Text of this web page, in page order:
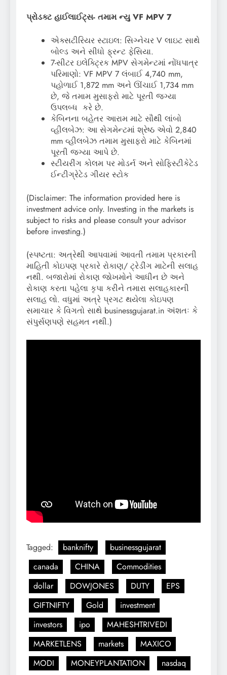
પ્રોડક્ટ હાઈલાઈટ્સ- તમામ ન્યુ VF MPV 7
એક્સટીરિયર સ્ટાઇલ: સિગ્નેચર V લાઇટ સાથે
બોલ્ડ અને સીધો ફ્રન્ટ ફેસિયા.
7-સીટર ઇલેક્ટ્રિક MPV સેગમેન્ટમાં નોંધપાત્ર
પરિમાણો: VF MPV 7 લંબાઈ 4,740 mm,
પહોળાઈ 1,872 mm અને ઊંચાઈ 1,734 mm
છે, જે તમામ મુસાફરો માટે પૂરતી જગ્યા
ઉપલબ્ધ કરે છે.
કેબિનના બહેતર આરામ માટે સૌથી લાંબો
વ્હીલબેઝ: આ સેગમેન્ટમાં શ્રેષ્ઠ એવો 2,840
mm વ્હીલબેઝ તમામ મુસાફરો માટે કેબિનમાં
પૂરતી જગ્યા આપે છે.
સ્ટીયરીંગ કોલમ પર મોડર્ન અને સોફિસ્ટીકેટેડ
ઈન્ટીગ્રેટેડ ગીયર સ્ટોક
(Disclaimer: The information provided here is
investment advice only. Investing in the markets is
subject to risks and please consult your advisor
before investing.)
(સ્પષ્ટતા: અત્રેથી આપવામાં આવતી તમામ પ્રકારની
માહિતી કોઇપણ પ્રકારે રોકાણ/ ટ્રેડીંગ માટેની સલાહ
નથી. બજારોમાં રોકાણ જોખમોને આધીન છે અને
રોકાણ કરતા પહેલા કૃપા કરીને તમારા સલાહકારની
સલાહ લો. વધુમાં અત્રે પ્રગટ થયેલા કોઇપણ
સમાચાર કે વિગતો સાથે businessgujarat.in અંશતઃ કે
સંપુર્સણપણે સહમત નથી.)
Tagged: banknifty
businessgujarat
canada
CHINA
Commodities
dollar
DOWJONES DUTY
EPS
GIFTNIFTY
Gold
investment
investors
ipo
MAHESHTRIVEDI
MARKETLENS
markets
MAXICO
MODI
MONEYPLANTATION nasdaq